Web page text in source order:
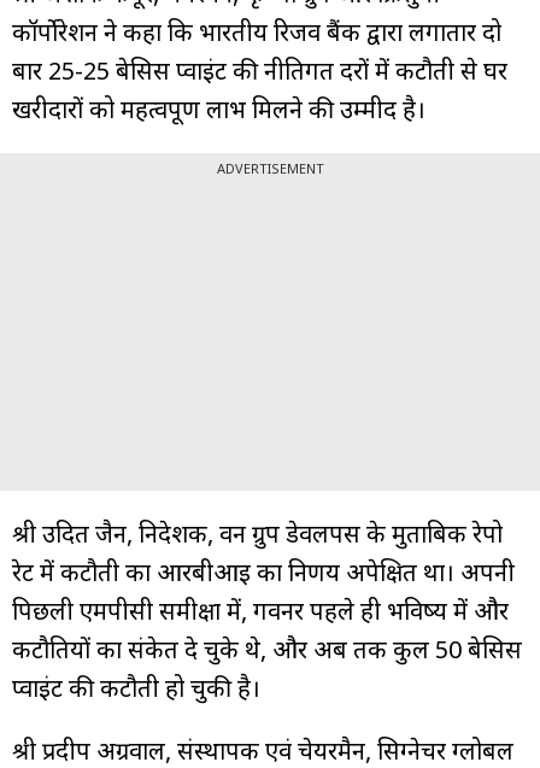
कॉर्पोरेशन ने कहा कि भारतीय रिजर्व बैंक द्वारा लगातार दो
बार 25-25 बेसिस प्वाइंट की नीतिगत दरों में कटौती से घर
खरीदारों को महत्वपूर्ण लाभ मिलने की उम्मीद है।
ADVERTISEMENT
श्री उदित जैन, निदेशक, वन ग्रुप डेवलपर्स के मुताबिक रेपो
रेट में कटौती का आरबीआई का निर्णय अपेक्षित था। अपनी
पिछली एमपीसी समीक्षा में, गवर्नर पहले ही भविष्य में और
कटौतियों का संकेत दे चुके थे, और अब तक कुल 50 बेसिस
प्वाइंट की कटौती हो चुकी है।
श्री प्रदीप अग्रवाल, संस्थापक एवं चेयरमैन, सिग्नेचर ग्लोबल